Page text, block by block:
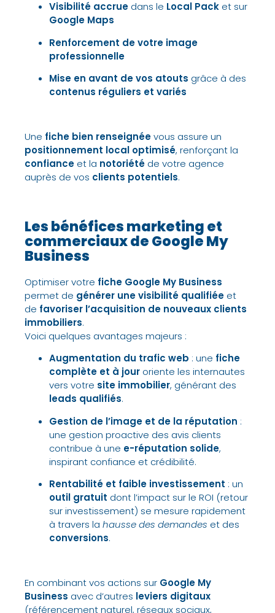
Visibilité accrue dans le Local Pack et sur
Google Maps
Renforcement de votre image
professionnelle
Mise en avant de vos atouts grâce à des
contenus réguliers et variés
Une fiche bien renseignéevous assure un
positionnement local optimisé, renforçant la
confiance et la notoriété de votre agence
auprès de vos clients potentiels.
Les bénéfices marketing et
commerciaux de Google My
Business
Optimiser votre fiche Google My Business
permet de générer une visibilité qualifiée et
de favoriser l’acquisition de nouveaux clients
immobiliers.
Voici quelques avantages majeurs :
Augmentation du trafic web : une fiche
complète et à jour oriente les internautes
vers votre site immobilier, générant des
leads qualifiés.
Gestion de l’image et de la réputation :
une gestion proactive des avis clients
contribue à une e-réputation solide,
inspirant confiance et crédibilité.
Rentabilité et faible investissement : un
outil gratuit dont l’impact sur le ROI (retour
sur investissement) se mesure rapidement
à travers la hausse des demandes et des
conversions.
En combinant vos actions sur Google My
Business avec d’autres leviers digitaux
(référencement naturel, réseaux sociaux,